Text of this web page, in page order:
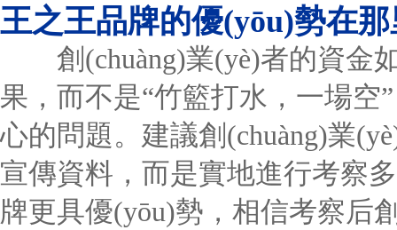
王之王品牌的優(yōu)勢在
創(chuàng)業(yè)者的資金
果，而不是“竹籃打水，一場空
心的問題。建議創(chuàng)業
宣傳資料，而是實地進行考察
牌更具優(yōu)勢，相信考察后